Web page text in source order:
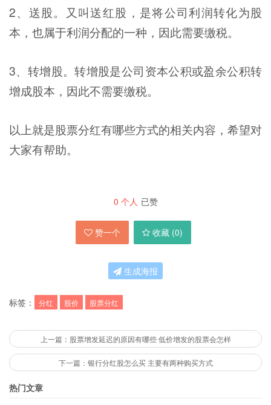
2、送股。又叫送红股，是将公司利润转化为股
本，也属于利润分配的一种，因此需要缴税。
3、转增股。转增股是公司资本公积或盈余公积转
增成股本，因此不需要缴税。
以上就是股票分红有哪些方式的相关内容，希望对
大家有帮助。
0 个人 已赞
赞一个 收藏 (0)
生成海报
标签： 分红 股价 股票分红
上一篇：股票增发延迟的原因有哪些 低价增发的股票会怎样
下一篇：银行分红股怎么买 主要有两种购买方式
热门文章